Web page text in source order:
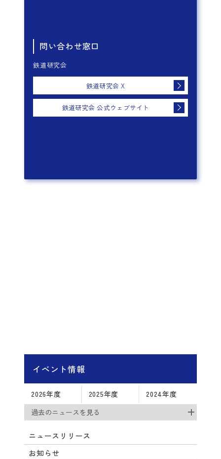
問い合わせ窓口
鉄道研究会
鉄道研究会 X
鉄道研究会 公式ウェブサイト
イベント情報
2026年度 2025年度
2024年度
過去のニュースを見る
ニュースリリース
お知らせ